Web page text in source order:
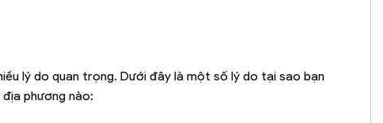
lý do quan trọng. Dưới đây là một số lý do tại sao bạn
phương nào: